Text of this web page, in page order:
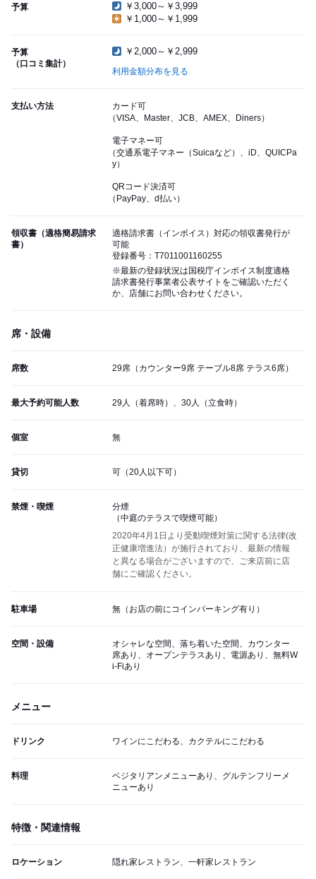
予算
￥3,000～￥3,999
￥1,000～￥1,999
予算
（口コミ集計）
￥2,000～￥2,999
利用金額分布を見る
支払い方法
カード可
（VISA、Master、JCB、AMEX、Diners）
電子マネー可
（交通系電子マネー（Suicaなど）、iD、QUICPa
y）
QRコード決済可
（PayPay、d払い）
領収書（適格簡易請求
書）
適格請求書（インボイス）対応の領収書発行が
可能
登録番号：T7011001160255
※最新の登録状況は国税庁インボイス制度適格
請求書発行事業者公表サイトをご確認いただく
か、店舗にお問い合わせください。
席・設備
席数 29席（カウンター9席 テーブル8席 テラス6席）
最大予約可能人数 29人（着席時）、30人（立食時）
個室 無
貸切 可（20人以下可）
禁煙・喫煙
分煙
（中庭のテラスで喫煙可能）
2020年4月1日より受動喫煙対策に関する法律(改
正健康増進法）が施行されており、最新の情報
と異なる場合がございますので、ご来店前に店
舗にご確認ください。
駐車場 無（お店の前にコインパーキング有り）
空間・設備
オシャレな空間、落ち着いた空間、カウンター
席あり、オープンテラスあり、電源あり、無料W
i-Fiあり
メニュー
ドリンク ワインにこだわる、カクテルにこだわる
料理
ベジタリアンメニューあり、グルテンフリーメ
ニューあり
特徴・関連情報
ロケーション 隠れ家レストラン、一軒家レストラン